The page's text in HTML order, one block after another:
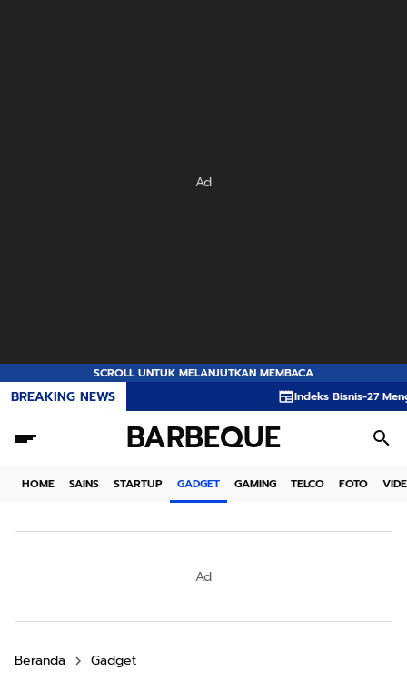
Ad
SCROLL UNTUK MELANJUTKAN MEMBACA
BREAKING NEWS Indeks Bisnis-27 Menghijau
BARBEQUE
HOME SAINS STARTUP GADGET GAMING TELCO FOTO
Ad
Beranda Gadget